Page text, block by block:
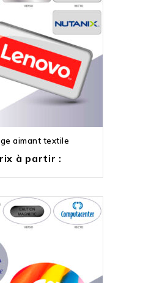
aimant textile
à partir :